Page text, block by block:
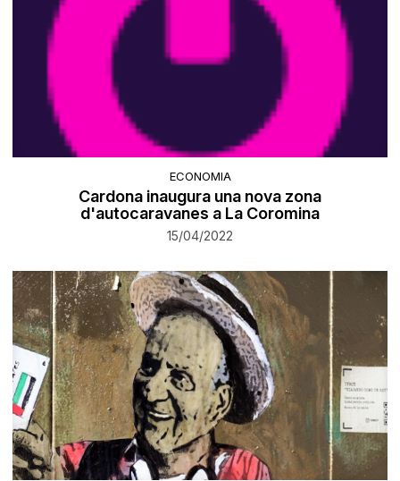
ECONOMIA
Cardona inaugura una nova zona
d'autocaravanes a La Coromina
15/04/2022